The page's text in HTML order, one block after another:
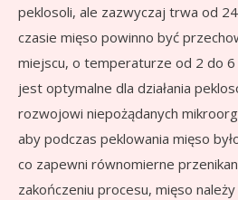
peklosoli, ale zazwyczaj trwa od
czasie mięso powinno być
miejscu, o temperaturze od 2 do 6
jest optymalne dla działania
rozwojowi niepożądanych
aby podczas peklowania mięso
co zapewni równomierne
zakończeniu procesu, mięso należy